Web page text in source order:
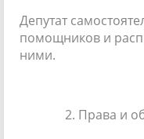
Депутат
помощников и
ними.
2. Права и